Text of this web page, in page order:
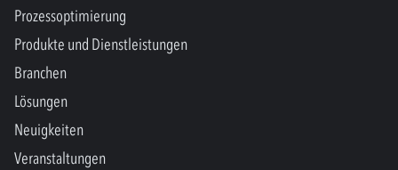
Prozessoptimierung
Produkte und Dienstleistungen
Branchen
Lösungen
Neuigkeiten
Veranstaltungen